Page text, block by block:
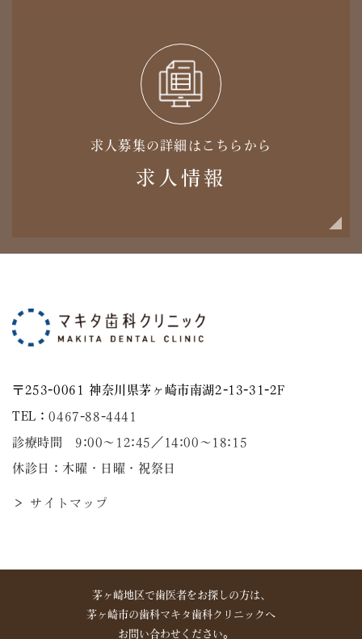
求人募集の詳細はこちらから
求人情報
〒253-0061 神奈川県茅ヶ崎市南湖2-13-31-2F
TEL：0467-88-4441
診療時間 9:00～12:45／14:00〜18:15
休診日：木曜・日曜・祝祭日
＞ サイトマップ
茅ヶ崎地区で歯医者をお探しの方は、
茅ヶ崎市の歯科マキタ歯科クリニックへ
お問い合わせください。